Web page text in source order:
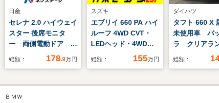
日産
セレナ 2.0 ハイウェイ
スター 後席モニタ
ー 両側電動ドア 純
正9型ナビ バックカ
ー LEDヘッド ビル
トインETC クルコ
総額： 178.9万円
スズキ
エブリイ 660 PA ハイ
ルーフ 4WD CVT・
LEDヘッド・4WD・
届出済未使用車・キー
ンサー・オーバーヘッ
総額： 155万円
ダイハツ
タフト 660 X
未使用車 バ
ラ クリアラ
ー レーン
プ スマート
総額：
ＢＭＷ